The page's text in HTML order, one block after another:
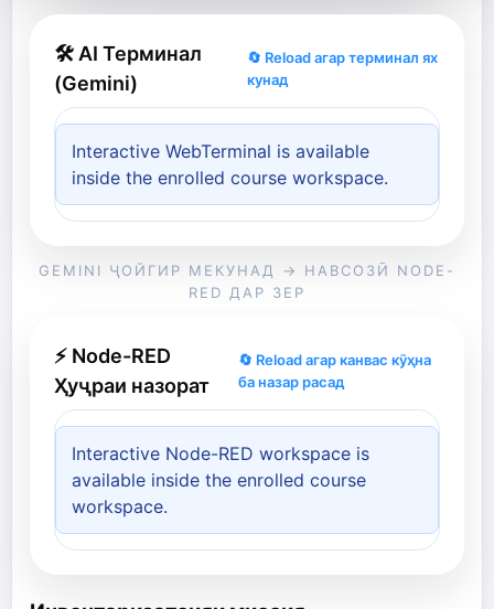
🛠 AI Терминал
(Gemini)
🔄 Reload агар терминал ях
кунад
Interactive WebTerminal is available
inside the enrolled course workspace.
GEMINI ҶОЙГИР МЕКУНАД → НАВСОЗӢ NODE-
RED ДАР ЗЕР
⚡ Node-RED
Ҳуҷраи назорат
🔄 Reload агар канвас кӯҳна
ба назар расад
Interactive Node-RED workspace is
available inside the enrolled course
workspace.